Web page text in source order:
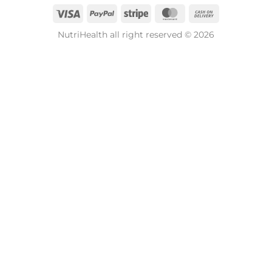
NutriHealth all right reserved © 2026